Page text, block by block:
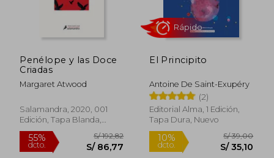
10%
dcto.
Penélope y las Doce
Criadas
Margaret Atwood
Salamandra, 2020, 001
Edición, Tapa Blanda,
Nuevo
El Principito
Antoine De Saint-Exupéry
(2)
Editorial Alma, 1 Edición,
Tapa Dura, Nuevo